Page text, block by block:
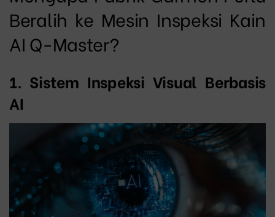
Beralih ke Mesin Inspeksi Kain
AI Q-Master?
1. Sistem Inspeksi Visual Berbasis
AI